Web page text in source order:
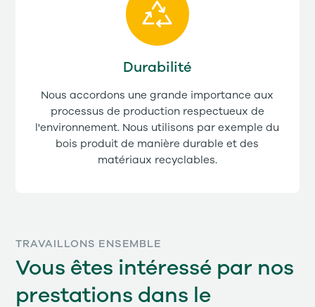
Durabilité
Nous accordons une grande importance aux
processus de production respectueux de
l'environnement. Nous utilisons par exemple du
bois produit de manière durable et des
matériaux recyclables.
TRAVAILLONS ENSEMBLE
Vous êtes intéressé par nos
prestations dans le